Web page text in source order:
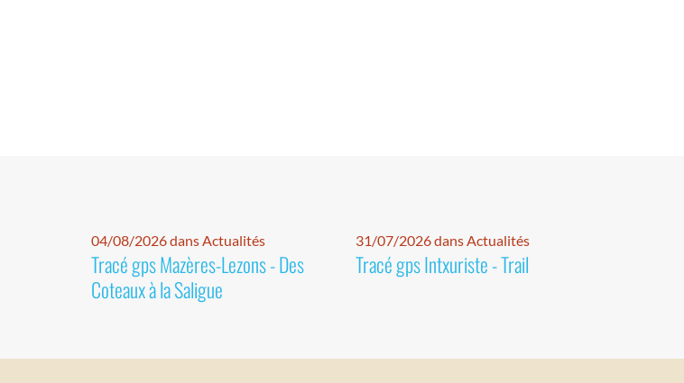
04/08/2026 dans Actualités
Tracé gps Mazères-Lezons - Des
Coteaux à la Saligue
31/07/2026 dans Actualités
Tracé gps Intxuriste - Trail